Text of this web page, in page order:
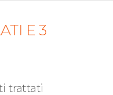
E 3
trattati